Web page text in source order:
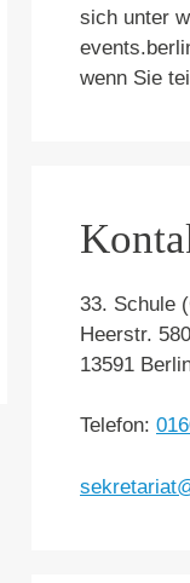
sich unter
wenn Sie
33. Schule
Heerstr. 580
13591
Telefon: